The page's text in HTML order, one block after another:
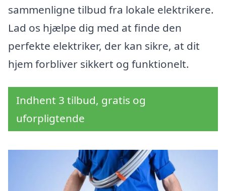
sammenligne tilbud fra lokale elektrikere.
Lad os hjælpe dig med at finde den
perfekte elektriker, der kan sikre, at dit
hjem forbliver sikkert og funktionelt.
Indhent 3 tilbud, gratis og
uforpligtende